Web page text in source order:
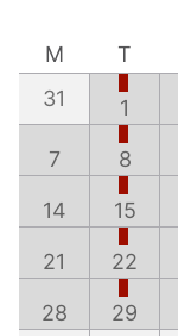
M
T
31
1
7 8
14 15
21 22
28 29